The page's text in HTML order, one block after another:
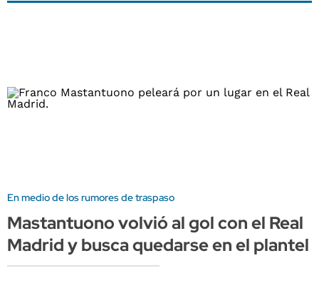
En medio de los rumores de traspaso
Mastantuono volvió al gol con el Real
Madrid y busca quedarse en el plantel